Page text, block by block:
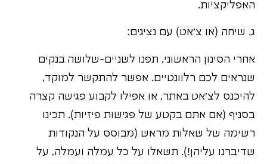
האפליקציות.
ג. שיחה (או צ'אט) עם נציגים:
אחרי הסינון הראשוני, תפנו לשניים-שלושה בנקים
שנראים לכם רלוונטיים. אפשר להתקשר למוקד,
להיכנס לצ'אט באתר, או אפילו לקבוע פגישה קצרה
בסניף (אם אתם בקטע של פגישות פיזיות). תכינו
רשימה של שאלות מראש (מבוסס על הנקודות
שדיברנו עליהן!). תשאלו על כל עמלה ועמלה, על